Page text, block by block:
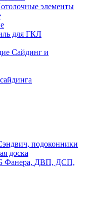
элементы
для ГКЛ
Сайдинг и
подоконники
доска
Фанера, ДВП, ДСП,